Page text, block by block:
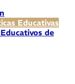
Educativas
de